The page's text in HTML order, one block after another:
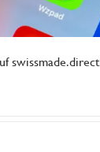
swissmade.direct